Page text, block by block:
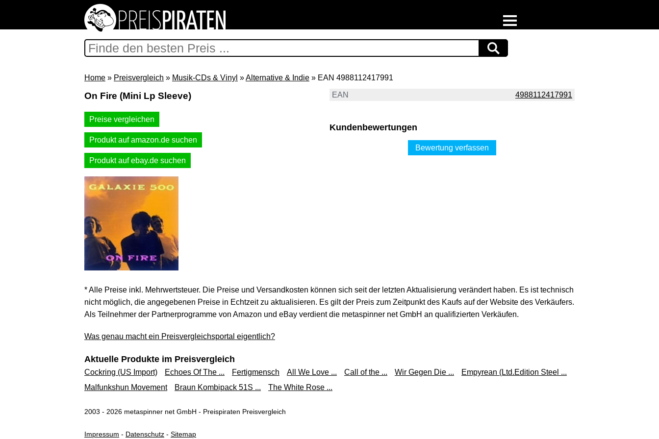
Home » Preisvergleich » Musik-CDs & Vinyl »Alternative & Indie » EAN 4988112417991
On Fire (Mini Lp Sleeve)
Preise vergleichen
Produkt auf amazon.de suchen
Produkt auf ebay.de suchen
EAN 4988112417991
Kundenbewertungen
Bewertung verfassen
* Alle Preise inkl. Mehrwertsteuer. Die Preise und Versandkosten können sich seit der letzten Aktualisierung verändert haben. Es ist technisch
nicht möglich, die angegebenen Preise in Echtzeit zu aktualisieren. Es gilt der Preis zum Zeitpunkt des Kaufs auf der Website des Verkäufers.
Als Teilnehmer der Partnerprogramme von Amazon und eBay verdient die metaspinner net GmbH an qualifizierten Verkäufen.
Was genau macht ein Preisvergleichsportal eigentlich?
Aktuelle Produkte im Preisvergleich
Cockring (US Import) Echoes Of The ... Fertigmensch All We Love ... Call of the ... Wir Gegen Die ...
Empyrean (Ltd.Edition Steel ...
Malfunkshun Movement
Braun Kombipack 51S ... The White Rose ...
2003 - 2026 metaspinner net GmbH - Preispiraten Preisvergleich
Impressum - Datenschutz - Sitemap